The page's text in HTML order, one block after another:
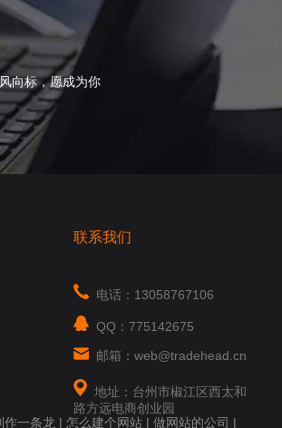
向标，愿成为你
联系我们
电话：13058767106
QQ：775142675
邮箱：web@tradehead.cn
地址：台州市椒江区西太和
路方远电商创业园
作一条龙 | 怎么建个网站| 做网站的公司 |